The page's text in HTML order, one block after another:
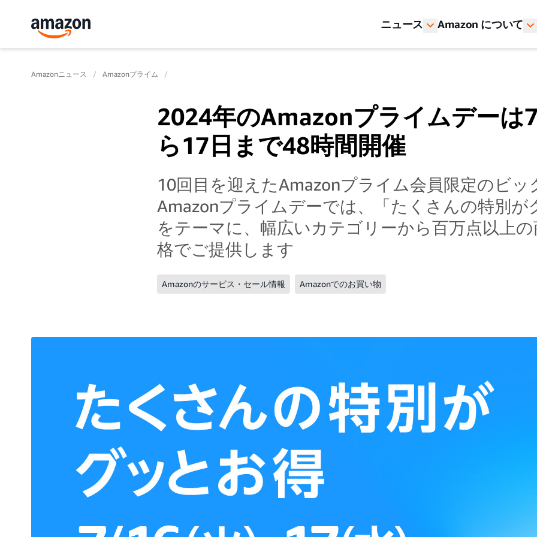
ニュース Amazon について
Amazonニュース Amazonプライム
2024年のAmazonプライムデーは
ら17日まで48時間開催
10回目を迎えたAmazonプライム会員限定のビッ
Amazonプライムデーでは、「たくさんの特別が
をテーマに、幅広いカテゴリーから百万点以上
格でご提供します
Amazonのサービス・セール情報 Amazonでのお買い物